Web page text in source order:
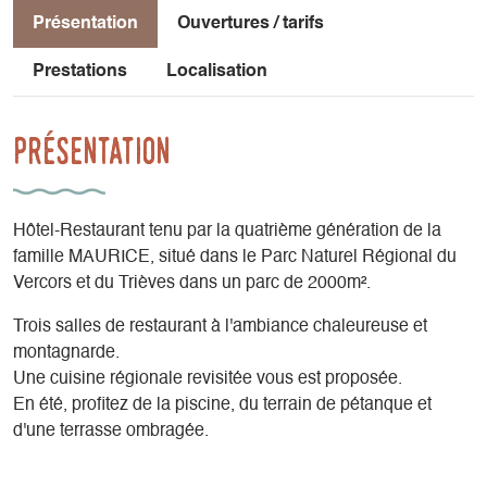
Présentation Ouvertures / tarifs
Prestations Localisation
Présentation
Hôtel-Restaurant tenu par la quatrième génération de la
famille MAURICE, situé dans le Parc Naturel Régional du
Vercors et du Trièves dans un parc de 2000m².
Trois salles de restaurant à l'ambiance chaleureuse et
montagnarde.
Une cuisine régionale revisitée vous est proposée.
En été, profitez de la piscine, du terrain de pétanque et
d'une terrasse ombragée.